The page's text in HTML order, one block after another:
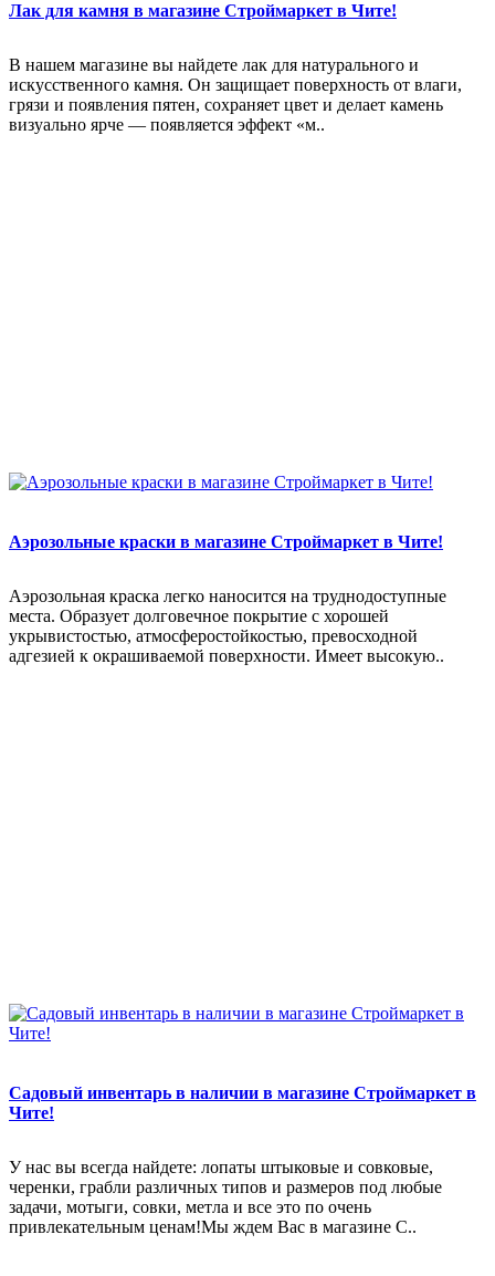
Лак для камня в магазине Строймаркет в Чите!
В нашем магазине вы найдете лак для натурального и
искусственного камня. Он защищает поверхность от влаги,
грязи и появления пятен, сохраняет цвет и делает камень
визуально ярче — появляется эффект «м..
Аэрозольные краски в магазине Строймаркет в Чите!
Аэрозольная краска легко наносится на труднодоступные
места. Образует долговечное покрытие с хорошей
укрывистостью, атмосферостойкостью, превосходной
адгезией к окрашиваемой поверхности. Имеет высокую..
Садовый инвентарь в наличии в магазине Строймаркет в
Чите!
У нас вы всегда найдете: лопаты штыковые и совковые,
черенки, грабли различных типов и размеров под любые
задачи, мотыги, совки, метла и все это по очень
привлекательным ценам!Мы ждем Вас в магазине С..